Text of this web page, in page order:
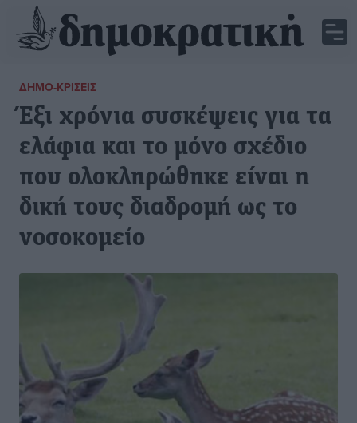
ΔΗΜΟ-ΚΡΊΣΕΙΣ
Έξι χρόνια συσκέψεις για τα
ελάφια και το μόνο σχέδιο
που ολοκληρώθηκε είναι η
δική τους διαδρομή ως το
νοσοκομείο